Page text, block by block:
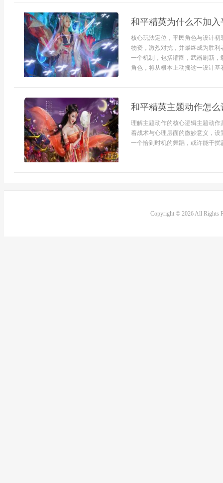
和平精英为什么不加
核心玩法定位，平民角色与设计
物资，激烈对抗，并最终成为胜
一个机制，包括缩圈，武器刷新
角色，将从根本上动摇这一设计
和平精英主题动作怎
理解主题动作的核心逻辑主题动
着战术与心理层面的微妙意义，
一个恰到时机的舞蹈，或许能干扰
Copyright © 2026 All Rights